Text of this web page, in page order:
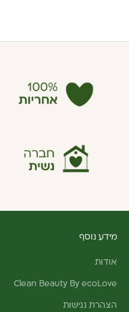
מידע נוסף
אודות
Clean Beauty By ecoLove
הצהרת נגישות